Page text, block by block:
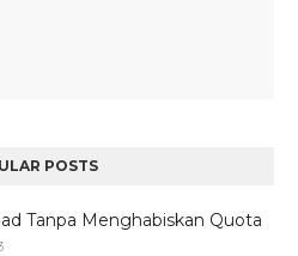
POSTS
Tanpa Menghabiskan Quota